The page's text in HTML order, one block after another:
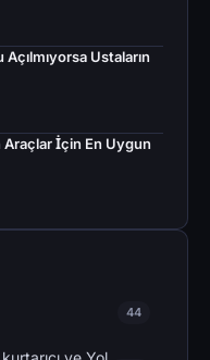
Ustaların
Araçlar İçin En Uygun
44